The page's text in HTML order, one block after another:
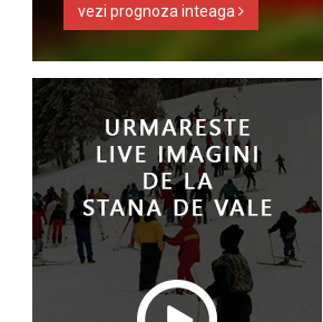
vezi prognoza inteaga